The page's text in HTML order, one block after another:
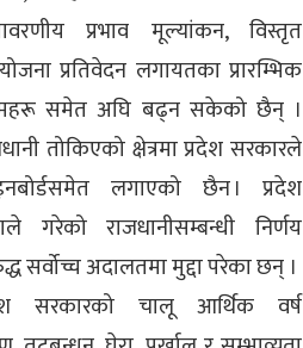
प्रभाव मूल्यांकन, विस्तृत
प्रतिवेदन लगायतका प्रारम्भिक
समेत अघि बढ्न सकेको छैन् ।
तोकिएको क्षेत्रमा प्रदेश सरकारले
लगाएको छैन । प्रदेश
गरेको राजधानीसम्बन्धी निर्णय
सर्वोच्च अदालतमा मुद्दा परेका छन् ।
सरकारको चालू आर्थिक वर्ष